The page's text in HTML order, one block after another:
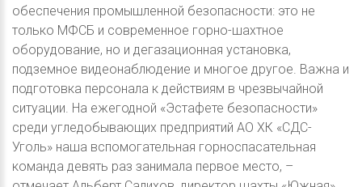
обеспечения промышленной безопасности: это не
только МФСБ и современное горно-шахтное
оборудование, но и дегазационная установка,
подземное видеонаблюдение и многое другое. Важна и
подготовка персонала к действиям в чрезвычайной
ситуации. На ежегодной «Эстафете безопасности»
среди угледобывающих предприятий АО ХК «СДС-
Уголь» наша вспомогательная горноспасательная
команда девять раз занимала первое место, –